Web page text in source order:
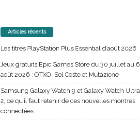
Articles récents
Les titres PlayStation Plus Essential d’août 2026
Jeux gratuits Epic Games Store du 30 juillet au 6
août 2026 : OTXO, Sol Cesto et Mutazione
Samsung Galaxy Watch 9 et Galaxy Watch Ultra
2, ce qu’il faut retenir de ces nouvelles montres
connectées